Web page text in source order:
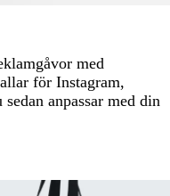
med
för Instagram,
anpassar med din